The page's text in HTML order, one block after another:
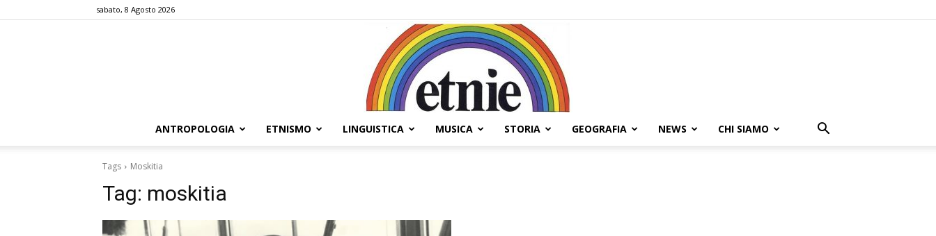
sabato, 8 Agosto 2026
ANTROPOLOGIA ETNISMO LINGUISTICA MUSICA STORIA GEOGRAFIA NEWS CHI SIAMO
Tags Moskitia
Tag: moskitia